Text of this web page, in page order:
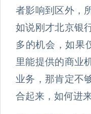
者影响到区外，
如说刚才北京银
多的机会，如果
里能提供的商业
业务，那肯定不
合起来，如何进